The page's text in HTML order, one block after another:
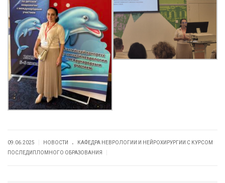
09.06.2025 НОВОСТИ .
КАФЕДРА НЕВРОЛОГИИ И НЕЙРОХИРУРГИИ С КУРСОМ
ПОСЛЕДИПЛОМНОГО ОБРАЗОВАНИЯ